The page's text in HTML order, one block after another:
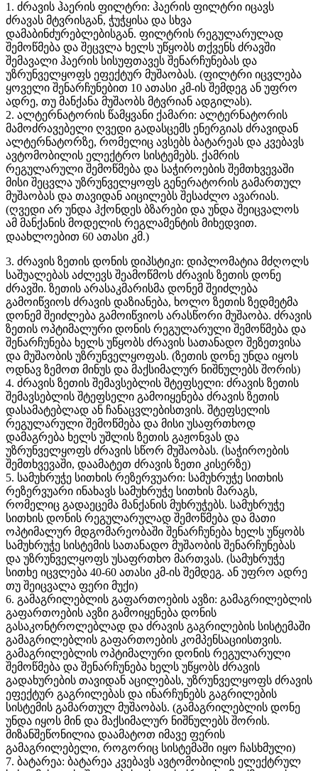
1. ძრავის ჰაერის ფილტრი: ჰაერის ფილტრი იცავს
ძრავას მტვრისგან, ჭუჭყისა და სხვა
დამაბინძურებლებისგან. ფილტრის რეგულარულად
შემოწმება და შეცვლა ხელს უწყობს თქვენს ძრავში
შემავალი ჰაერის სისუფთავეს შენარჩუნებას და
უზრუნველყოფს ეფექტურ მუშაობას. (ფილტრი იცვლება
ყოველი შენარჩუნებით 10 ათასი კმ-ის შემდეგ ან უფრო
ადრე, თუ მანქანა მუშაობს მტვრიან ადგილას).
2. ალტერნატორის წამყვანი ქამარი: ალტერნატორის
მამოძრავებელი ღვედი გადასცემს ენერგიას ძრავიდან
ალტერნატორზე, რომელიც ავსებს ბატარეას და კვებავს
ავტომობილის ელექტრო სისტემებს. ქამრის
რეგულარული შემოწმება და საჭიროების შემთხვევაში
მისი შეცვლა უზრუნველყოფს გენერატორის გამართულ
მუშაობას და თავიდან აიცილებს შესაძლო ავარიას.
(ღვედი არ უნდა ჰქონდეს ბზარები და უნდა შეიცვალოს
ამ მანქანის მოდელის რეგლამენტის მიხედვით.
დაახლოებით 60 ათასი კმ.)
3. ძრავის ზეთის დონის დიპსტიკი: დიპლომატია მძღოლს
საშუალებას აძლევს შეამოწმოს ძრავის ზეთის დონე
ძრავში. ზეთის არასაკმარისმა დონემ შეიძლება
გამოიწვიოს ძრავის დაზიანება, ხოლო ზეთის ზედმეტმა
დონემ შეიძლება გამოიწვიოს არასწორი მუშაობა. ძრავის
ზეთის ოპტიმალური დონის რეგულარული შემოწმება და
შენარჩუნება ხელს უწყობს ძრავის სათანადო შეზეთვისა
და მუშაობის უზრუნველყოფას. (ზეთის დონე უნდა იყოს
ოდნავ ზემოთ მინუს და მაქსიმალურ ნიშნულებს შორის)
4. ძრავის ზეთის შემავსებლის შტეფსელი: ძრავის ზეთის
შემავსებლის შტეფსელი გამოიყენება ძრავის ზეთის
დასამატებლად ან ჩანაცვლებისთვის. შტეფსელის
რეგულარული შემოწმება და მისი უსაფრთხოდ
დამაგრება ხელს უშლის ზეთის გაჟონვას და
უზრუნველყოფს ძრავის სწორ მუშაობას. (საჭიროების
შემთხვევაში, დაამატეთ ძრავის ზეთი კისერზე)
5. სამუხრუჭე სითხის რეზერვუარი: სამუხრუჭე სითხის
რეზერვუარი ინახავს სამუხრუჭე სითხის მარაგს,
რომელიც გადაეცემა მანქანის მუხრუჭებს. სამუხრუჭე
სითხის დონის რეგულარულად შემოწმება და მათი
ოპტიმალურ მდგომარეობაში შენარჩუნება ხელს უწყობს
სამუხრუჭე სისტემის სათანადო მუშაობის შენარჩუნებას
და უზრუნველყოფს უსაფრთხო მართვას. (სამუხრუჭე
სითხე იცვლება 40-60 ათასი კმ-ის შემდეგ. ან უფრო ადრე
თუ შეიცვალა ფერი მუქი)
6. გამაგრილებლის გაფართოების ავზი: გამაგრილებლის
გაფართოების ავზი გამოიყენება დონის
გასაკონტროლებლად და ძრავის გაგრილების სისტემაში
გამაგრილებლის გაფართოების კომპენსაციისთვის.
გამაგრილებლის ოპტიმალური დონის რეგულარული
შემოწმება და შენარჩუნება ხელს უწყობს ძრავის
გადახურების თავიდან აცილებას, უზრუნველყოფს ძრავის
ეფექტურ გაგრილებას და ინარჩუნებს გაგრილების
სისტემის გამართულ მუშაობას. (გამაგრილებლის დონე
უნდა იყოს მინ და მაქსიმალურ ნიშნულებს შორის.
მიზანშეწონილია დაამატოთ იმავე ფერის
გამაგრილებელი, როგორიც სისტემაში იყო ჩასხმული)
7. ბატარეა: ბატარეა კვებავს ავტომობილის ელექტრულ